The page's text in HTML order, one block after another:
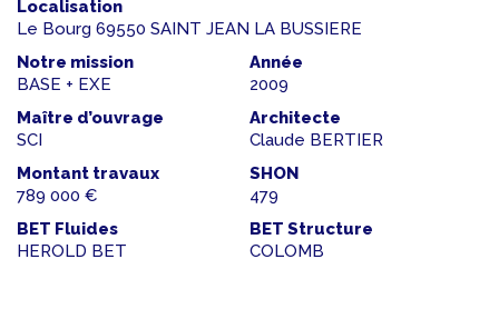
Localisation
Le Bourg 69550 SAINT JEAN LA BUSSIERE
Notre mission
BASE + EXE
Année
2009
Maître d’ouvrage
SCI
Architecte
Claude BERTIER
Montant travaux
789 000 €
SHON
479
BET Fluides
HEROLD BET
BET Structure
COLOMB